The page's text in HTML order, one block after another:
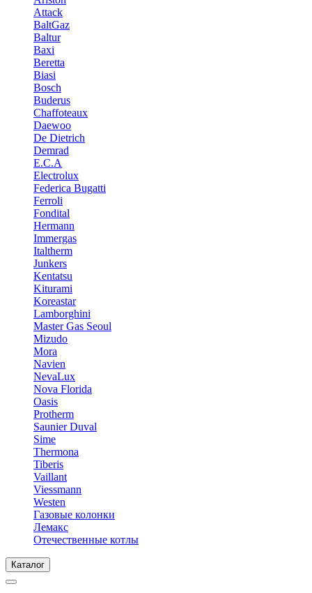
Attack
BaltGaz
Baltur
Baxi
Beretta
Biasi
Bosch
Buderus
Chaffoteaux
Daewoo
De Dietrich
Demrad
E.C.A
Electrolux
Federica Bugatti
Ferroli
Fondital
Hermann
Immergas
Italtherm
Junkers
Kentatsu
Kiturami
Koreastar
Lamborghini
Master Gas Seoul
Mizudo
Mora
Navien
NevaLux
Nova Florida
Oasis
Protherm
Saunier Duval
Sime
Thermona
Tiberis
Vaillant
Viessmann
Westen
Газовые колонки
Лемакс
Отечественные котлы
Каталог